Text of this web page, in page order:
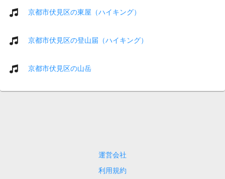
京都市伏見区の東屋（ハイキング）
京都市伏見区の登山届（ハイキング）
京都市伏見区の山岳
運営会社
利用規約